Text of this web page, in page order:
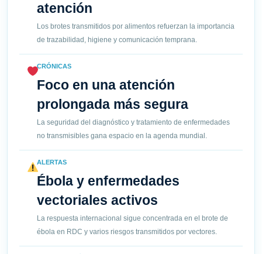
atención
Los brotes transmitidos por alimentos refuerzan la importancia
de trazabilidad, higiene y comunicación temprana.
CRÓNICAS
Foco en una atención
prolongada más segura
La seguridad del diagnóstico y tratamiento de enfermedades
no transmisibles gana espacio en la agenda mundial.
ALERTAS
Ébola y enfermedades
vectoriales activos
La respuesta internacional sigue concentrada en el brote de
ébola en RDC y varios riesgos transmitidos por vectores.